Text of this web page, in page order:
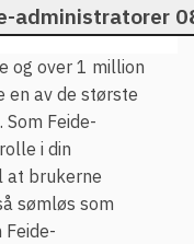
administratorer
og over 1 million
en av de største
Feide-
i din
at brukerne
sømløs som